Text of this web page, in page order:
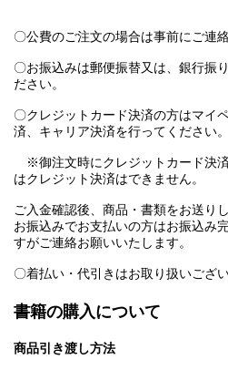
〇公費のご注文の場合は事前にご連絡
〇お振込みは郵便振替又は、銀行振
ださい。
〇クレジットカード決済の方はマイ
済、キャリア決済を行ってください。
※御注文時にクレジットカード決
はクレジット決済はできません。
ご入金確認後、商品・書類をお送りし
お振込みでお支払いの方はお振込み
すがご連絡お願いいたします。
〇着払い・代引きはお取り扱いござい
書籍の購入について
商品引き渡し方法